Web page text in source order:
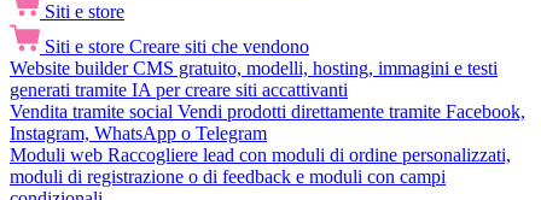
Siti e store
Siti e store Creare siti che vendono
Website builder CMS gratuito, modelli, hosting, immagini e testi
generati tramite IA per creare siti accattivanti
Vendita tramite social Vendi prodotti direttamente tramite Facebook,
Instagram, WhatsApp o Telegram
Moduli web Raccogliere lead con moduli di ordine personalizzati,
moduli di registrazione o di feedback e moduli con campi